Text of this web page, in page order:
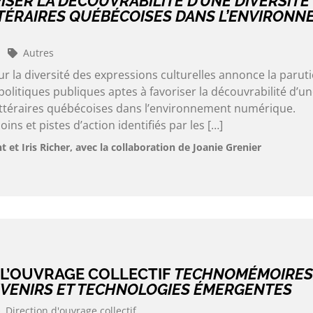
QUÉBÉCOISES DANS
Autres
la diversité des expressions culturelles annonce la
publiques aptes à favoriser la découvrabilité
québécoises dans l’environnement numérique.
et pistes d’action identifiés par les […]
et Iris Richer, avec la collaboration de Joanie Grenier
COLLECTIF
ET TECHNOLOGIES ÉMERGENTES